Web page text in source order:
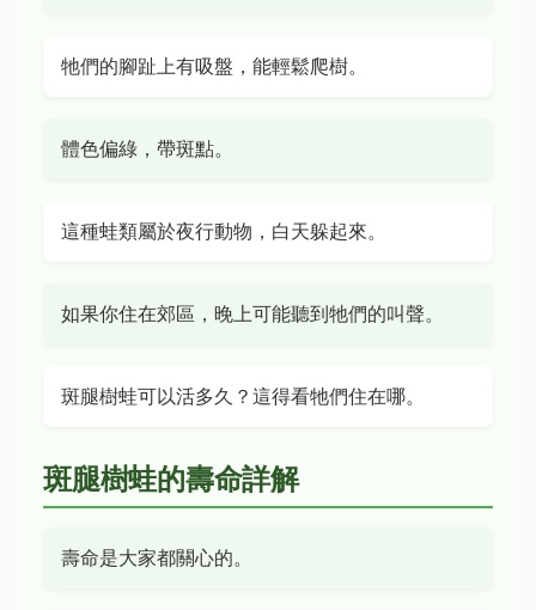
牠們的腳趾上有吸盤，能輕鬆爬樹。
體色偏綠，帶斑點。
這種蛙類屬於夜行動物，白天躲起來。
如果你住在郊區，晚上可能聽到牠們的叫聲。
斑腿樹蛙可以活多久？這得看牠們住在哪。
斑腿樹蛙的壽命詳解
壽命是大家都關心的。